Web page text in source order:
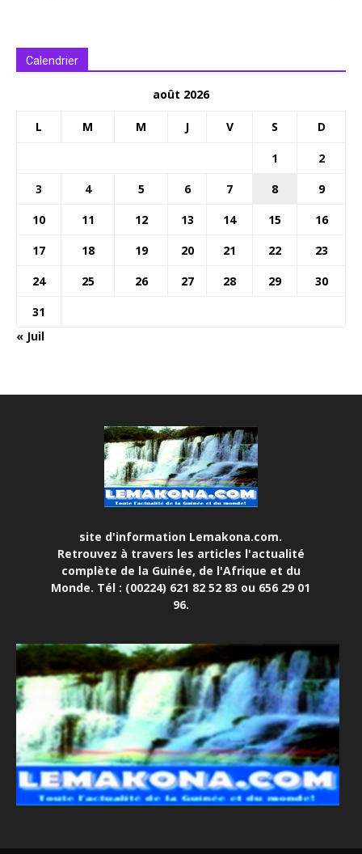
Calendrier
août 2026
L M M J V S D
1
2
3
4 5 6 7 8
9
10
11 12 13 14 15
16
17
18 19 20 21 22
23
24
25 26 27 28 29
30
31
« Juil
site d'information Lemakona.com.
Retrouvez à travers les articles l'actualité
complète de la Guinée, de l'Afrique et du
Monde. Tél : (00224) 621 82 52 83 ou 656 29 01
96.